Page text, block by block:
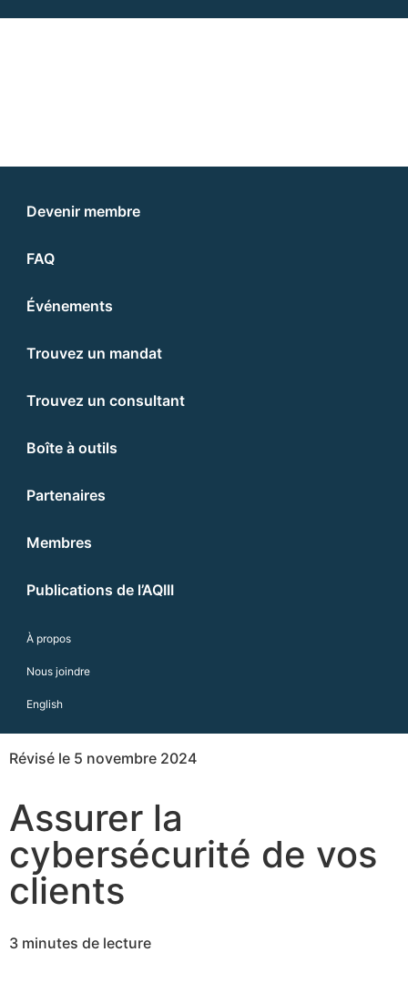
Devenir membre
FAQ
Événements
Trouvez un mandat
Trouvez un consultant
Boîte à outils
Partenaires
Membres
Publications de l’AQIII
À propos
Nous joindre
English
Révisé le 5 novembre 2024
Assurer la
cybersécurité de vos
clients
3 minutes de lecture